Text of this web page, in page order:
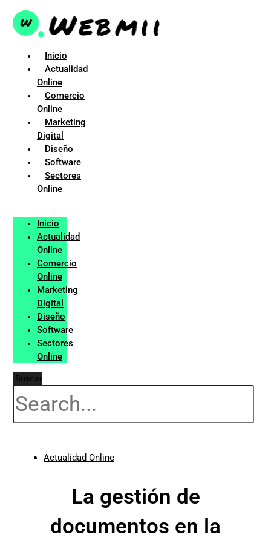
contenido
Inicio
Actualidad
Online
Comercio
Online
Marketing
Digital
Diseño
Software
Sectores
Online
Inicio
Actualidad
Online
Comercio
Online
Marketing
Digital
Diseño
Software
Sectores
Online
Buscar
Actualidad Online
La gestión de
documentos en la